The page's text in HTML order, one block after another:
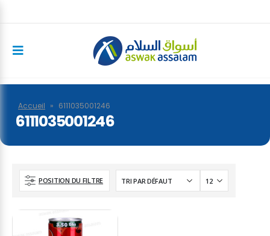
Accueil » 6111035001246
6111035001246
POSITION DU FILTRE